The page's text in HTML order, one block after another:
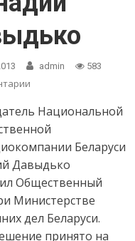
admin 583
возглавил
Геннадий
Давыдько
Национальной
Беларуси
Давыдько
Общественный
Министерстве
дел Беларуси.
принято на